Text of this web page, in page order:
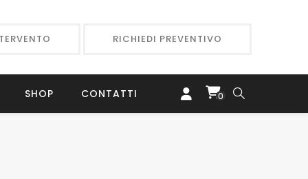
RICHIEDI PREVENTIVO
SHOP CONTATTI 0